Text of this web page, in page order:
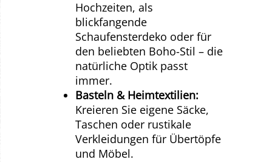
Hochzeiten, als
blickfangende
Schaufensterdeko oder für
den beliebten Boho-Stil – die
natürliche Optik passt
immer.
Basteln & Heimtextilien:
Kreieren Sie eigene Säcke,
Taschen oder rustikale
Verkleidungen für Übertöpfe
und Möbel.